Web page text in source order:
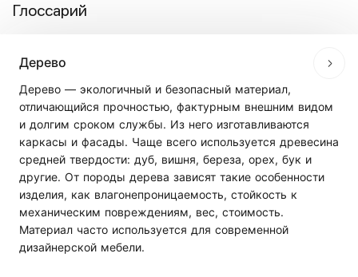
Глоссарий
Дерево
Дерево — экологичный и безопасный материал,
отличающийся прочностью, фактурным внешним видом
и долгим сроком службы. Из него изготавливаются
каркасы и фасады. Чаще всего используется древесина
средней твердости: дуб, вишня, береза, орех, бук и
другие. От породы дерева зависят такие особенности
изделия, как влагонепроницаемость, стойкость к
механическим повреждениям, вес, стоимость.
Материал часто используется для современной
дизайнерской мебели.